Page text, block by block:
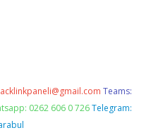
Teams:
0262 606 0 726 Telegram: